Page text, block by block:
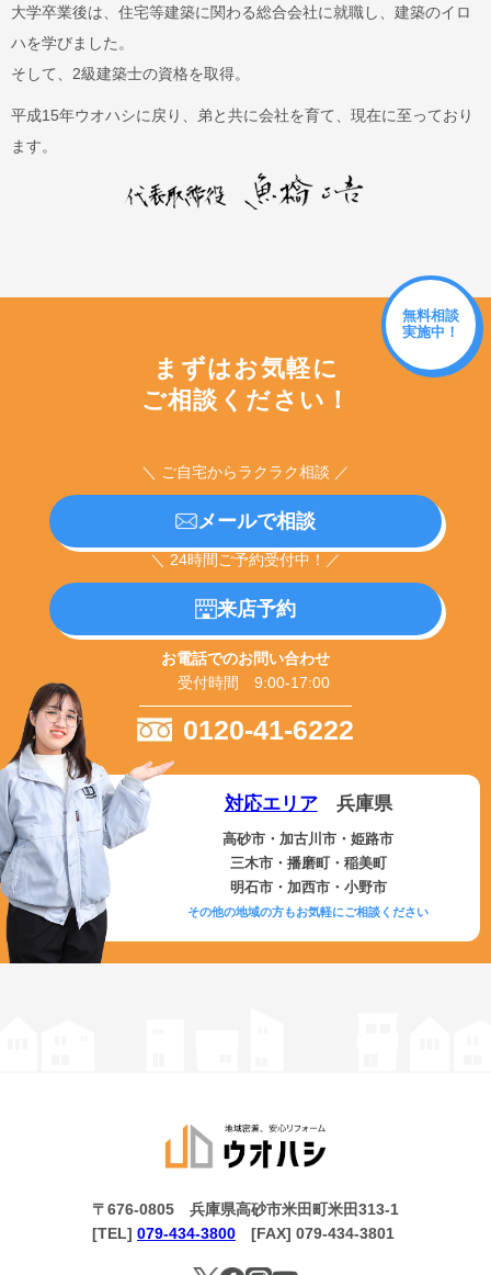
大学卒業後は、住宅等建築に関わる総合会社に就職し、建築のイロ
ハを学びました。
そして、2級建築士の資格を取得。
平成15年ウオハシに戻り、弟と共に会社を育て、現在に至っており
ます。
無料相談
実施中！
まずはお気軽に
ご相談ください！
＼ ご自宅からラクラク相談 ／
メールで相談
＼ 24時間ご予約受付中！／
来店予約
お電話でのお問い合わせ
受付時間 9:00-17:00
0120-41-6222
対応エリア兵庫県
高砂市・加古川市・姫路市
三木市・播磨町・稲美町
明石市・加西市・小野市
その他の地域の方もお気軽にご相談ください
〒676-0805 兵庫県高砂市米田町米田313-1
[TEL] 079-434-3800 [FAX] 079-434-3801